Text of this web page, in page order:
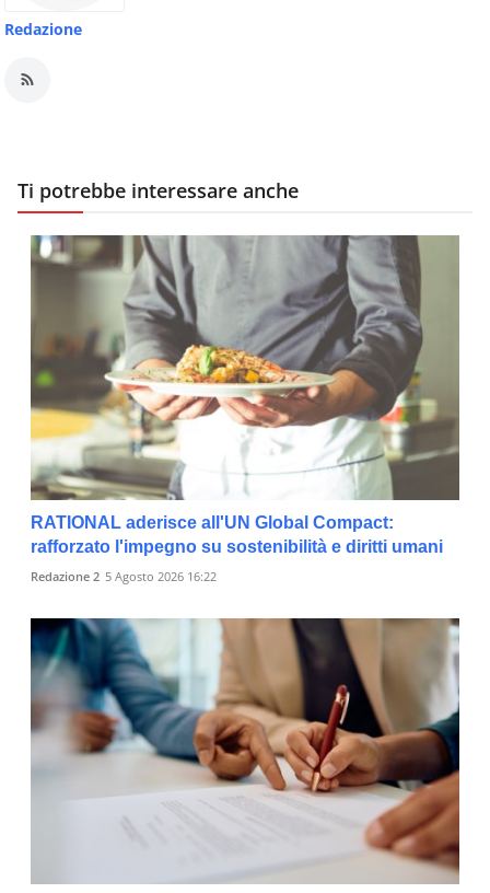
Redazione
Ti potrebbe interessare anche
RATIONAL aderisce all'UN Global Compact:
rafforzato l'impegno su sostenibilità e diritti umani
Redazione 2 5 Agosto 2026 16:22